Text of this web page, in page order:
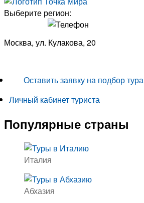
Выберите регион:
Москва, ул. Кулакова, 20
Оставить заявку на подбор тура
Личный кабинет туриста
Популярные страны
Италия
Абхазия